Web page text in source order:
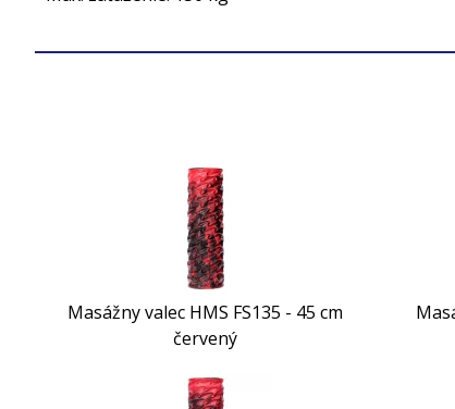
Masážny valec HMS FS135 - 45 cm
červený